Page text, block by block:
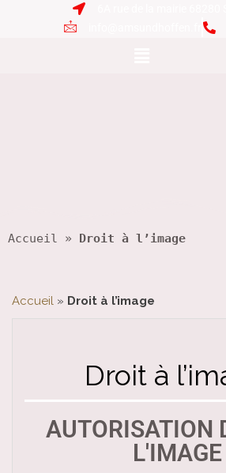
Accueil » Droit à l’image
Accueil » Droit à l’image
Droit à
AUTORISATION
L'IMAGE